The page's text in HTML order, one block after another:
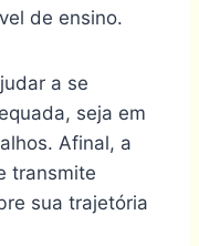
de ensino.
a se
seja em
Afinal, a
transmite
sua trajetória